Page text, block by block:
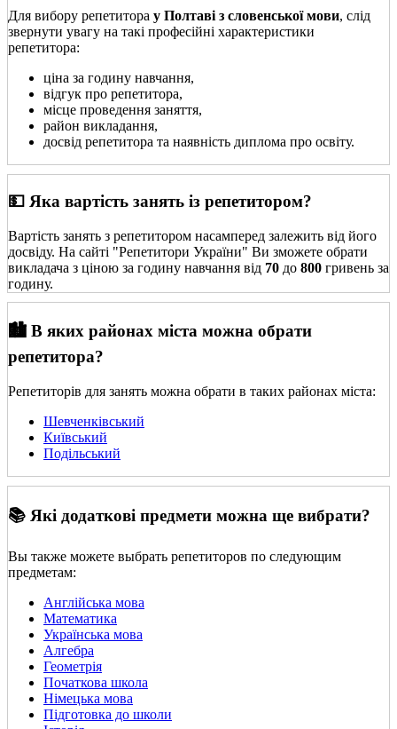
Для вибору репетитора у Полтаві з словенської мови, слід
звернути увагу на такі професійні характеристики
репетитора:
ціна за годину навчання,
відгук про репетитора,
місце проведення заняття,
район викладання,
досвід репетитора та наявність диплома про освіту.
💵 Яка вартість занять із репетитором?
Вартість занять з репетитором насамперед залежить від його
досвіду. На сайті "Репетитори України" Ви зможете обрати
викладача з ціною за годину навчання від 70 до 800 гривень за
годину.
🏙️ В яких районах міста можна обрати
репетитора?
Репетиторів для занять можна обрати в таких районах міста:
Шевченківський
Київський
Подільський
📚 Які додаткові предмети можна ще вибрати?
Вы также можете выбрать репетиторов по следующим
предметам:
Англійська мова
Математика
Українська мова
Алгебра
Геометрія
Початкова школа
Німецька мова
Підготовка до школи